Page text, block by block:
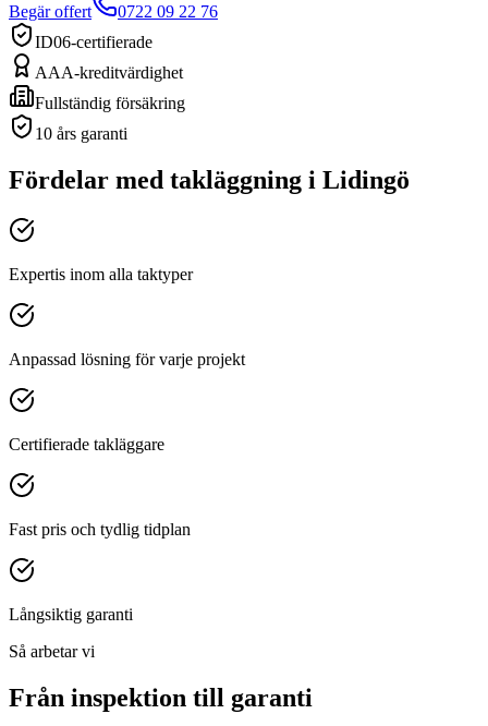
Begär offert
0722 09 22 76
ID06-certifierade
AAA-kreditvärdighet
Fullständig försäkring
10 års garanti
Fördelar med takläggning i Lidingö
Expertis inom alla taktyper
Anpassad lösning för varje projekt
Certifierade takläggare
Fast pris och tydlig tidplan
Långsiktig garanti
Så arbetar vi
Från inspektion till garanti